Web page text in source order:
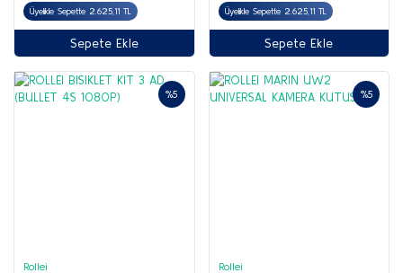
Üyelikle Sepette 2.625,11 TL
Sepete Ekle
Üyelikle Sepette 2.625,11 TL
Sepete Ekle
%5
Rollei
%5
Rollei